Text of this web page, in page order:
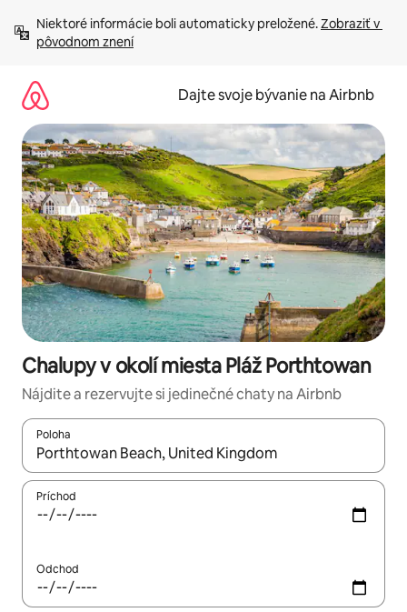
obsah.
Niektoré informácie boli automaticky preložené. Zobraziť v
pôvodnom znení
Dajte svoje bývanie na Airbnb
Chalupy v okolí miesta Pláž Porthtowan
Nájdite a rezervujte si jedinečné chaty na Airbnb
Poloha
Keď budú výsledky k dispozícii, môžete si ich prechádzať
Príchod
Odchod